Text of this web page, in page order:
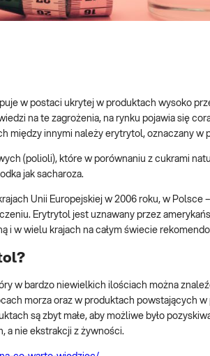
w postaci ukrytej w produktach wysoko
na te zagrożenia, na rynku pojawia się
między innymi należy erytrytol, oznaczany w
(polioli), które w porównaniu z cukrami
jak sacharoza.
Unii Europejskiej w 2006 roku, w Polsce
Erytrytol jest uznawany przez
i w wielu krajach na całym świecie
w bardzo niewielkich ilościach można
morza oraz w produktach powstających
są zbyt małe, aby możliwe było
a nie ekstrakcji z żywności.